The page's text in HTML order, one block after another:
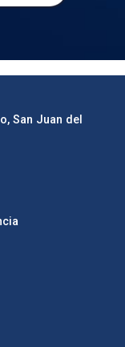
San Juan del